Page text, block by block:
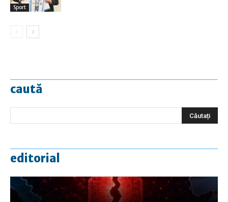
Sport
caută
editorial